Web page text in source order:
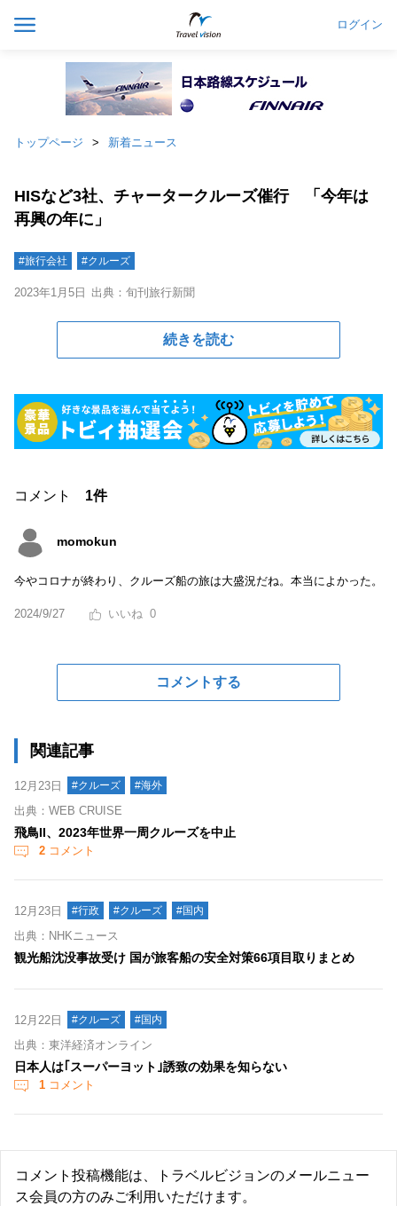
ログイン
トップページ 新着ニュース
HISなど3社、チャータークルーズ催行 「今年は
再興の年に」
#旅行会社 #クルーズ
2023年1月5日 出典：旬刊旅行新聞
続きを読む
コメント 1件
momokun
今やコロナが終わり、クルーズ船の旅は大盛況だね。本当によかった。
2024/9/27 0
コメントする
関連記事
12月23日 #クルーズ #海外
出典：WEB CRUISE
飛鳥II、2023年世界一周クルーズを中止
2 コメント
12月23日 #行政 #クルーズ #国内
出典：NHKニュース
観光船沈没事故受け 国が旅客船の安全対策66項目取りまとめ
12月22日 #クルーズ #国内
出典：東洋経済オンライン
日本人は｢スーパーヨット｣誘致の効果を知らない
1 コメント
コメント投稿機能は、トラベルビジョンのメールニュー
ス会員の方のみご利用いただけます。